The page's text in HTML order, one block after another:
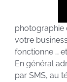
photographie
votre
fonctionne …
En général
par SMS, au